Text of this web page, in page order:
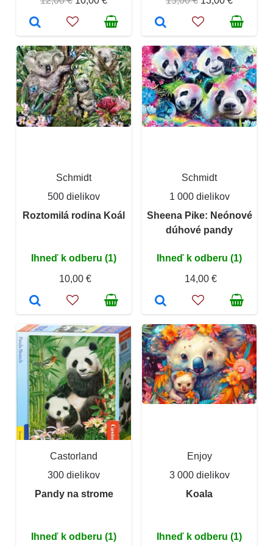
Schmidt
500 dielikov
Roztomilá rodina Koál
Ihneď k odberu (1)
10,00 €
Schmidt
1 000 dielikov
Sheena Pike: Neónové
dúhové pandy
Ihneď k odberu (1)
14,00 €
Castorland
300 dielikov
Pandy na strome
Ihneď k odberu (1)
Enjoy
3 000 dielikov
Koala
Ihneď k odberu (1)